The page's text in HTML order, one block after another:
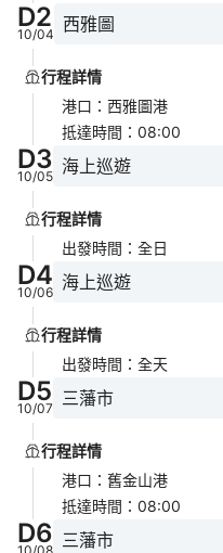
D2
10/04 西雅圖
行程詳情
港口 ： 西雅圖港
抵達時間 ： 08:00
D3
10/05 海上巡遊
行程詳情
出發時間 ： 全日
D4
10/06 海上巡遊
行程詳情
出發時間 ： 全天
D5
10/07 三藩市
行程詳情
港口 ： 舊金山港
抵達時間 ： 08:00
D6 三藩市